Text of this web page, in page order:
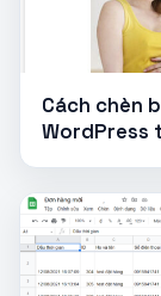
Cách chèn
WordPress